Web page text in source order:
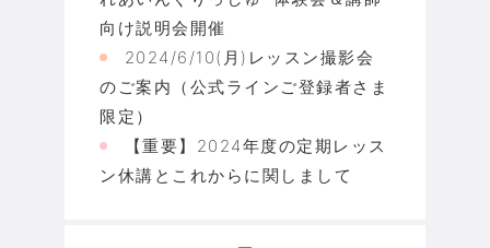
向け説明会開催
2024/6/10(月)レッスン撮影会
のご案内（公式ラインご登録者さま
限定）
【重要】2024年度の定期レッス
ン休講とこれからに関しまして